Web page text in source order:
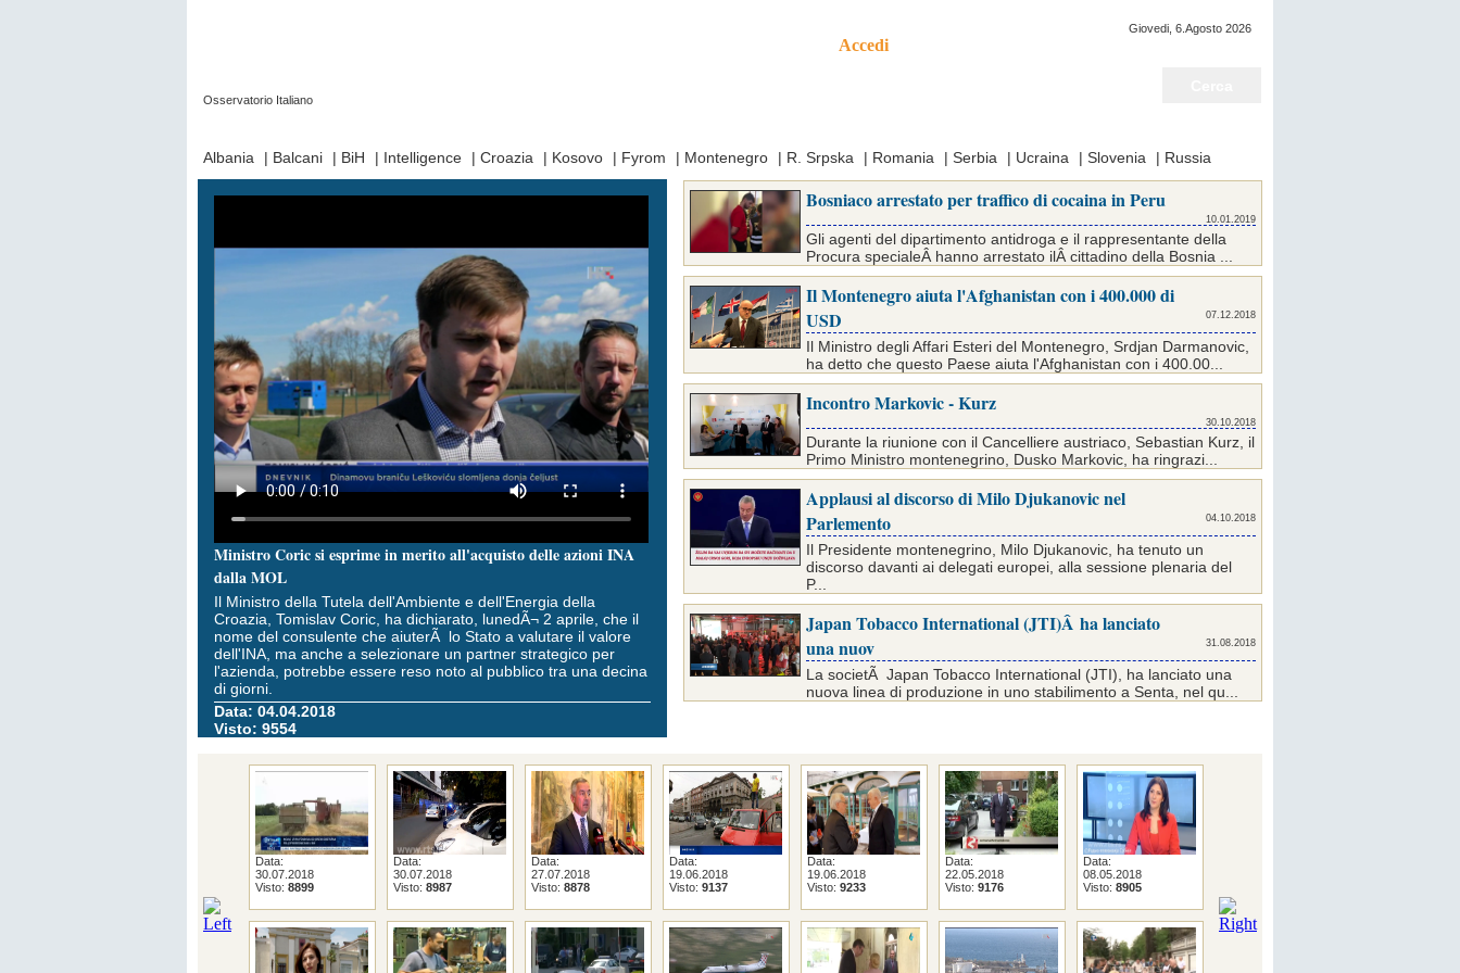
Accedi
Osservatorio Italiano
Giovedi, 6.Agosto 2026
Albania
| Balcani | BiH | Intelligence | Croazia | Kosovo | Fyrom | Montenegro | R. Srpska | Romania | Serbia | Ucraina | Slovenia | Russia
Ministro Coric si esprime in merito all'acquisto delle azioni INA
dalla MOL
Il Ministro della Tutela dell'Ambiente e dell'Energia della
Croazia, Tomislav Coric, ha dichiarato, lunedÃ¬ 2 aprile, che il
nome del consulente che aiuterÃ lo Stato a valutare il valore
dell'INA, ma anche a selezionare un partner strategico per
l'azienda, potrebbe essere reso noto al pubblico tra una decina
di giorni.
Data: 04.04.2018
Visto: 9554
Bosniaco arrestato per traffico di cocaina in Peru
10.01.2019
Gli agenti del dipartimento antidroga e il rappresentante della
Procura specialeÂ hanno arrestato ilÂ cittadino della Bosnia ...
Il Montenegro aiuta l'Afghanistan con i 400.000 di
USD
07.12.2018
Il Ministro degli Affari Esteri del Montenegro, Srdjan Darmanovic,
ha detto che questo Paese aiuta l'Afghanistan con i 400.00...
Incontro Markovic - Kurz
30.10.2018
Durante la riunione con il Cancelliere austriaco, Sebastian Kurz, il
Primo Ministro montenegrino, Dusko Markovic, ha ringrazi...
Applausi al discorso di Milo Djukanovic nel
Parlemento
04.10.2018
Il Presidente montenegrino, Milo Djukanovic, ha tenuto un
discorso davanti ai delegati europei, alla sessione plenaria del
P...
Japan Tobacco International (JTI)Â ha lanciato
una nuov
31.08.2018
La societÃ Japan Tobacco International (JTI), ha lanciato una
nuova linea di produzione in uno stabilimento a Senta, nel qu...
Data:
30.07.2018
Visto: 8899
Data:
30.07.2018
Visto: 8987
Data:
27.07.2018
Visto: 8878
Data:
19.06.2018
Visto: 9137
Data:
19.06.2018
Visto: 9233
Data:
22.05.2018
Visto: 9176
Data:
08.05.2018
Visto: 8905